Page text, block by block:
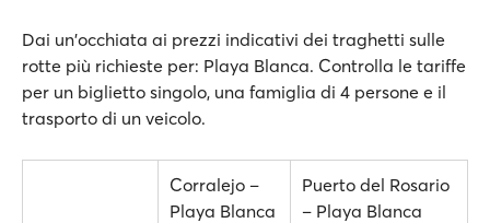
Dai un'occhiata ai prezzi indicativi dei traghetti sulle
rotte più richieste per: Playa Blanca. Controlla le tariffe
per un biglietto singolo, una famiglia di 4 persone e il
trasporto di un veicolo.
Corralejo –
Playa Blanca
Puerto del Rosario
– Playa Blanca